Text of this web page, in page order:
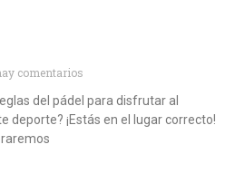
comentarios
del pádel para disfrutar al
deporte? ¡Estás en el lugar correcto!